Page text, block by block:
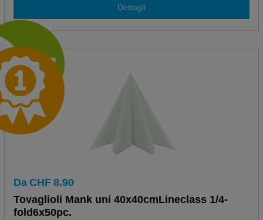
Dettagli
Da CHF 8.90
Tovaglioli Mank uni 40x40cmLineclass 1/4-
fold6x50pc.